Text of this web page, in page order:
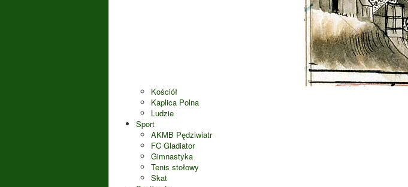
Kościół
Kaplica Polna
Ludzie
Sport
AKMB Pędziwiatr
FC Gladiator
Gimnastyka
Tenis stołowy
Skat